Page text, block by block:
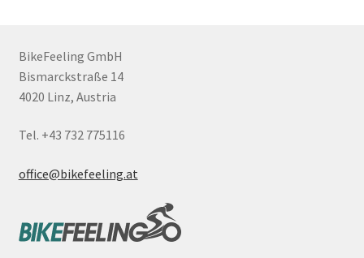
BikeFeeling GmbH
Bismarckstraße 14
4020 Linz, Austria
Tel. +43 732 775116
office@bikefeeling.at